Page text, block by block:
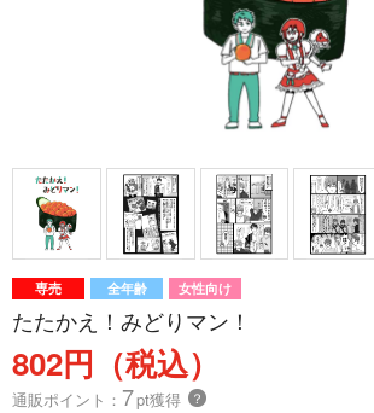
専売 全年齢 女性向け
たたかえ！みどりマン！
802円（税込）
通販ポイント： 7pt獲得 ？